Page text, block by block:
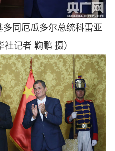
同厄瓜多尔总统科雷亚
记者 鞠鹏 摄）